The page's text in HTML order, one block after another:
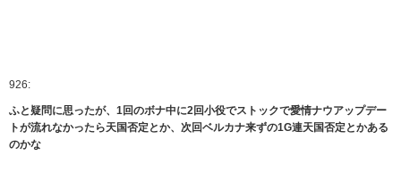
926:
ふと疑問に思ったが、1回のボナ中に2回小役でストックで愛情ナウアップデー
トが流れなかったら天国否定とか、次回ベルカナ来ずの1G連天国否定とかある
のかな